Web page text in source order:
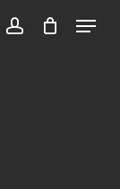
Menu